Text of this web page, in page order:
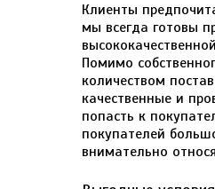
Клиенты
мы всегда готовы
Помимо
количеством
качественные и
попасть к
покупателей
внимательно